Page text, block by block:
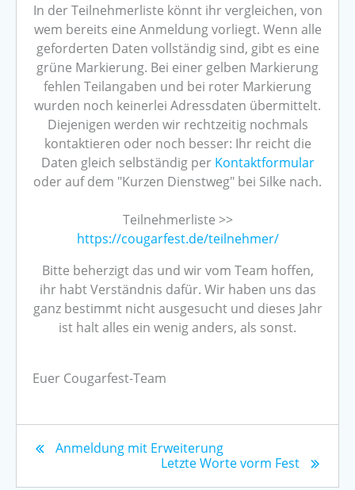
In der Teilnehmerliste könnt ihr vergleichen, von
wem bereits eine Anmeldung vorliegt. Wenn alle
geforderten Daten vollständig sind, gibt es eine
grüne Markierung. Bei einer gelben Markierung
fehlen Teilangaben und bei roter Markierung
wurden noch keinerlei Adressdaten übermittelt.
Diejenigen werden wir rechtzeitig nochmals
kontaktieren oder noch besser: Ihr reicht die
Daten gleich selbständig per Kontaktformular
oder auf dem "Kurzen Dienstweg" bei Silke nach.
Teilnehmerliste >>
https://cougarfest.de/teilnehmer/
Bitte beherzigt das und wir vom Team hoffen,
ihr habt Verständnis dafür. Wir haben uns das
ganz bestimmt nicht ausgesucht und dieses Jahr
ist halt alles ein wenig anders, als sonst.
Euer Cougarfest-Team
Anmeldung mit Erweiterung
Letzte Worte vorm Fest